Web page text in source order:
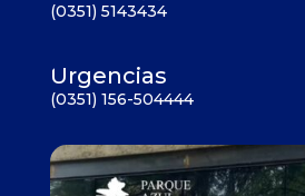
(0351) 5143434
Urgencias
(0351) 156-504444